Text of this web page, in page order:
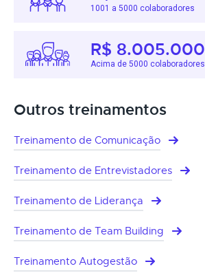
1001 a 5000 colaboradores
R$ 8.005.000
Acima de 5000 colaboradores
Outros treinamentos
Treinamento de Comunicação
Treinamento de Entrevistadores
Treinamento de Liderança
Treinamento de Team Building
Treinamento Autogestão